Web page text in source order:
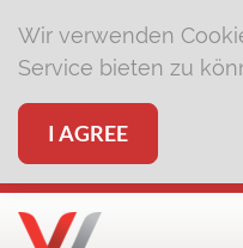
Wir verwenden
Service bieten zu
I AGREE